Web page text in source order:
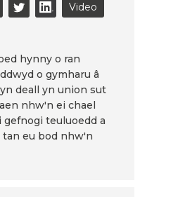
Video
hynny o ran
o gymharu â
deall yn union sut
nhw'n ei chael
teuluoedd a
tan eu bod nhw'n